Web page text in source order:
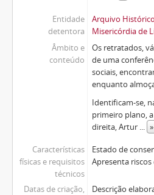
Entidade
detentora
Arquivo
Misericórdia de
Âmbito e
conteúdo
Os retratados,
de uma
sociais,
enquanto
Identificam-se,
primeiro plano,
direita, Artur ... »
Características
físicas e requisitos
técnicos
Estado de
Apresenta riscos
Datas de criação,
Descrição